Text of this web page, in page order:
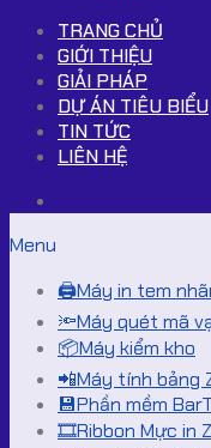
TRANG CHỦ
GIỚI THIỆU
GIẢI PHÁP
DỰ ÁN TIÊU BIỂU
TIN TỨC
LIÊN HỆ
Menu
🖨️Máy in tem
🔦Máy quét mã
📦Máy kiểm kho
📲Máy tính bảng
💾Phần mềm
🎞️Ribbon Mực in